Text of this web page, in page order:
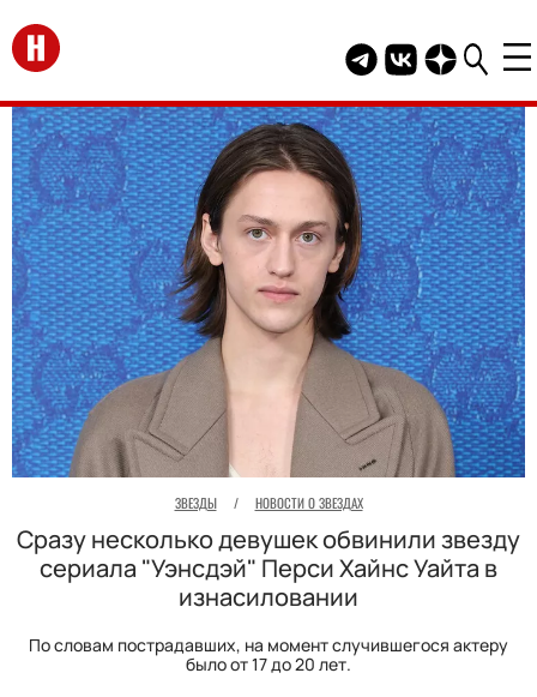
Перейти на главную
Telegram канал
Группа HELLO
Канал
ЗВЕЗДЫ / НОВОСТИ О ЗВЕЗДАХ
Сразу несколько девушек обвинили звезду
сериала "Уэнсдэй" Перси Хайнс Уайта в
изнасиловании
По словам пострадавших, на момент случившегося актеру
было от 17 до 20 лет.